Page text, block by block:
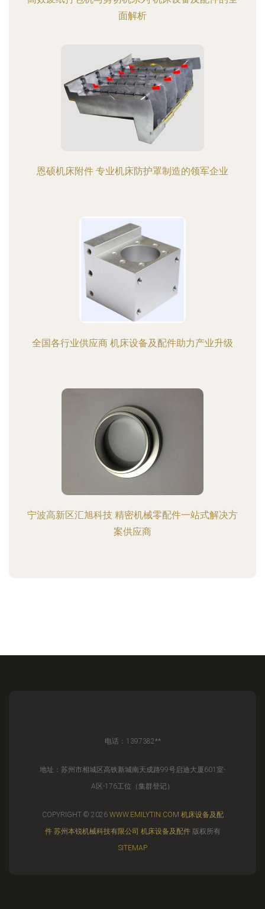
面解析
恩硕机床附件 专业机床防护罩制造的领军企业
全国各行业供应商 机床设备及配件助力产业升级
宁波高新区汇旭科技 精密机械零配件一站式解决方
案供应商
电话：1397382**
地址：苏州市相城区高铁新城南天成路99号启迪大厦601室-
A区-176工位（集群登记）
COPYRIGHT © 2026 WWW.EMILYTIN.COM 机床设备及配
件 苏州本锐机械科技有限公司 机床设备及配件版权所有
SITEMAP